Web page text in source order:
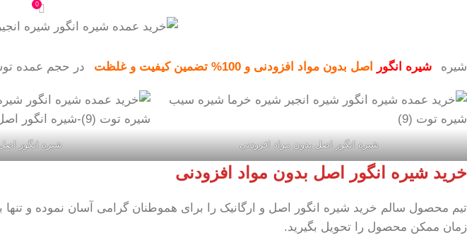
0
شیره شیره انگور اصل بدون مواد افزودنی و 100% تضمین کیفیت و غلظت در حجم عمده
شیره انگور اصل بدون مواد افزودنی شیره انگور
خرید شیره انگور اصل بدون مواد افزودنی
تیم محصول سالم خرید شیره انگور اصل و ارگانیک را برای هموطنان گرامی آسان نموده و
زمان ممکن محصول را تحویل بگیرید.